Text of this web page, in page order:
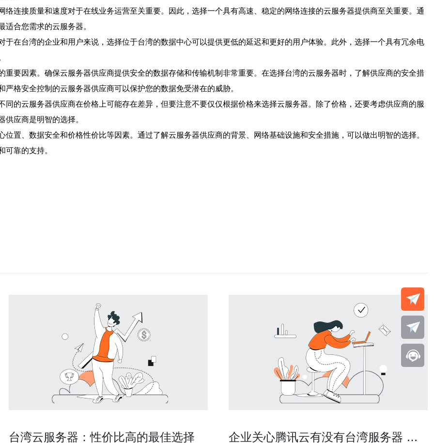
连接质量和速度对于在线业务运营至关重要。因此，选择一个具有高速、稳定的网络连接的云服务器提供商至关重要。通
合您需求的云服务器。
在台湾的企业和用户来说，选择位于台湾的数据中心可以提供更低的延迟和更好的用户体验。此外，选择一个具有冗余电
要因素。确保云服务器供应商提供安全的数据存储和传输机制非常重要。在选择台湾的云服务器时，了解供应商的安全措
格安全控制的云服务器供应商可以保护您的数据免受潜在的威胁。
的云服务器供应商在价格上可能存在差异，但要注意不要仅仅根据价格来选择云服务器。除了价格，还要考虑供应商的服
应商是明智的选择。
置、数据安全和价格性价比等因素。通过了解云服务器供应商的背景、网络基础设施和安全措施，可以做出明智的选择。
可靠的支持。
台湾云服务器：性价比高的最佳选择
企业关心腾讯云有没有台湾服务器 对